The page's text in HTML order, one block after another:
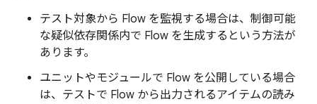
テスト対象から Flow を監視する場合は、制御可能
な疑似依存関係内で Flow を生成するという方法が
あります。
ユニットやモジュールで Flow を公開している場合
は、テストで Flow から出力されるアイテムの読み